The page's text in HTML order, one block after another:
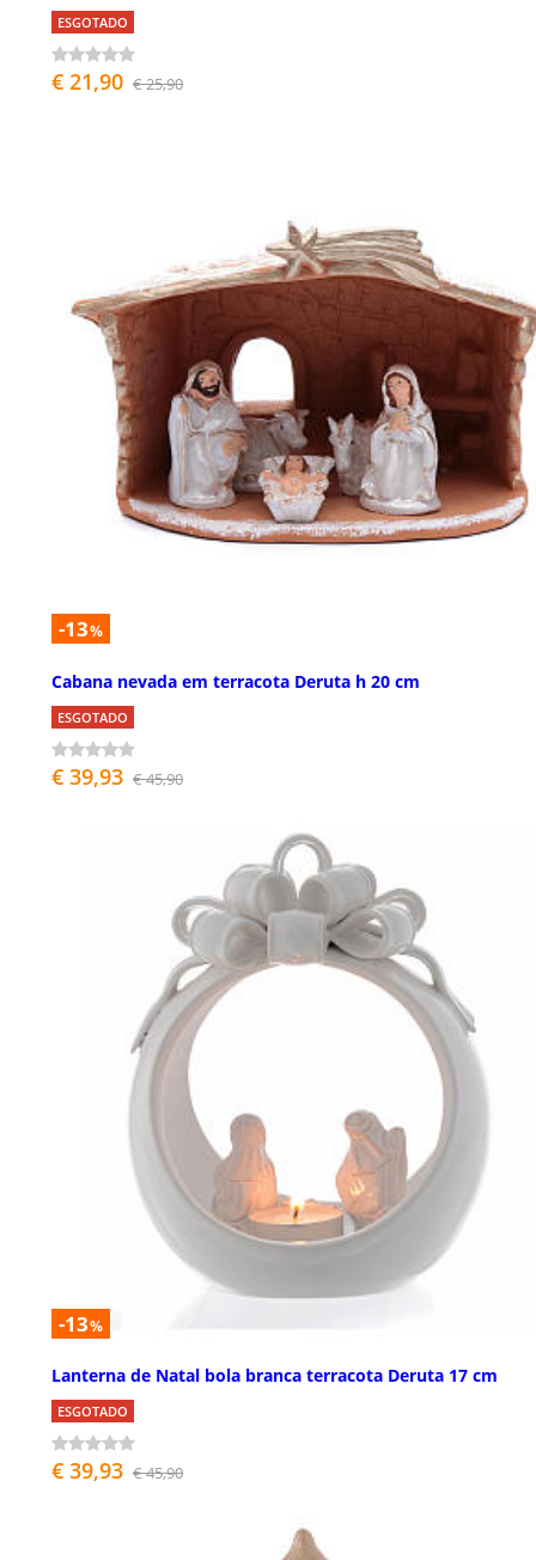
ESGOTADO
€ 21,90 € 25,90
-13%
Cabana nevada em terracota Deruta h 20 cm
ESGOTADO
€ 39,93 € 45,90
-13%
Lanterna de Natal bola branca terracota Deruta 17 cm
ESGOTADO
€ 39,93 € 45,90